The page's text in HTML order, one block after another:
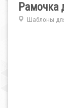
Шаблоны